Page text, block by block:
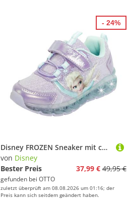
Disney FROZEN Sneaker mit cooler Blinkfunktion
von Disney
Bester Preis
37,99 € 49,95 €
gefunden bei OTTO
zuletzt überprüft am 08.08.2026 um 01:16; der
Preis kann sich seitdem geändert haben.
- 24%